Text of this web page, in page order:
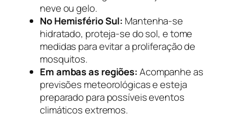
neve ou gelo.
No Hemisfério Sul: Mantenha-se
hidratado, proteja-se do sol, e tome
medidas para evitar a proliferação de
mosquitos.
Em ambas as regiões:Acompanhe as
previsões meteorológicas e esteja
preparado para possíveis eventos
climáticos extremos.